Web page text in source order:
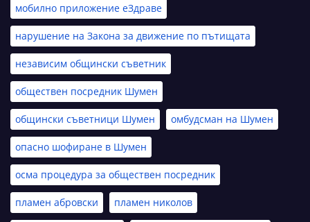
мобилно приложение еЗдраве
нарушение на Закона за движение по пътищата
независим общински съветник
обществен посредник Шумен
общински съветници Шумен омбудсман на Шумен
опасно шофиране в Шумен
осма процедура за обществен посредник
пламен абровски пламен николов